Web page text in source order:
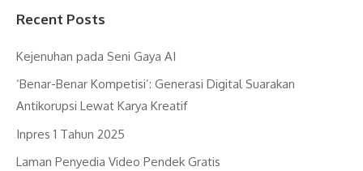
Recent Posts
Kejenuhan pada Seni Gaya AI
‘Benar-Benar Kompetisi’: Generasi Digital Suarakan
Antikorupsi Lewat Karya Kreatif
Inpres 1 Tahun 2025
Laman Penyedia Video Pendek Gratis